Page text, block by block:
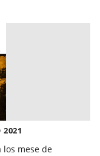
2021
mese de